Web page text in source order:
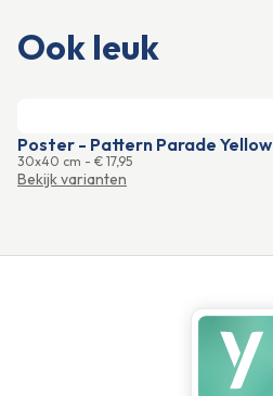
Ook leuk
Poster - Pattern Parade Yellow
30x40 cm - € 17,95
Bekijk varianten